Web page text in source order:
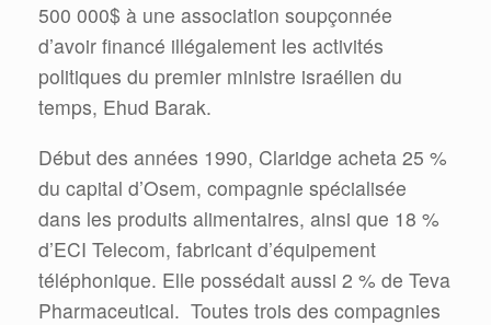
500 000$ à une association soupçonnée
d’avoir financé illégalement les activités
politiques du premier ministre israélien du
temps, Ehud Barak.
Début des années 1990, Claridge acheta 25 %
du capital d’Osem, compagnie spécialisée
dans les produits alimentaires, ainsi que 18 %
d’ECI Telecom, fabricant d’équipement
téléphonique. Elle possédait aussi 2 % de Teva
Pharmaceutical. Toutes trois des compagnies